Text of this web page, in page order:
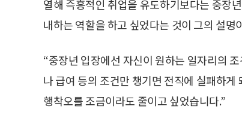
열해 즉흥적인 취업을 유도하기보다는 중장
내하는 역할을 하고 싶었다는 것이 그의 설명
“중장년 입장에선 자신이 원하는 일자리의
나 급여 등의 조건만 챙기면 전직에 실패하
행착오를 조금이라도 줄이고 싶었습니다.”